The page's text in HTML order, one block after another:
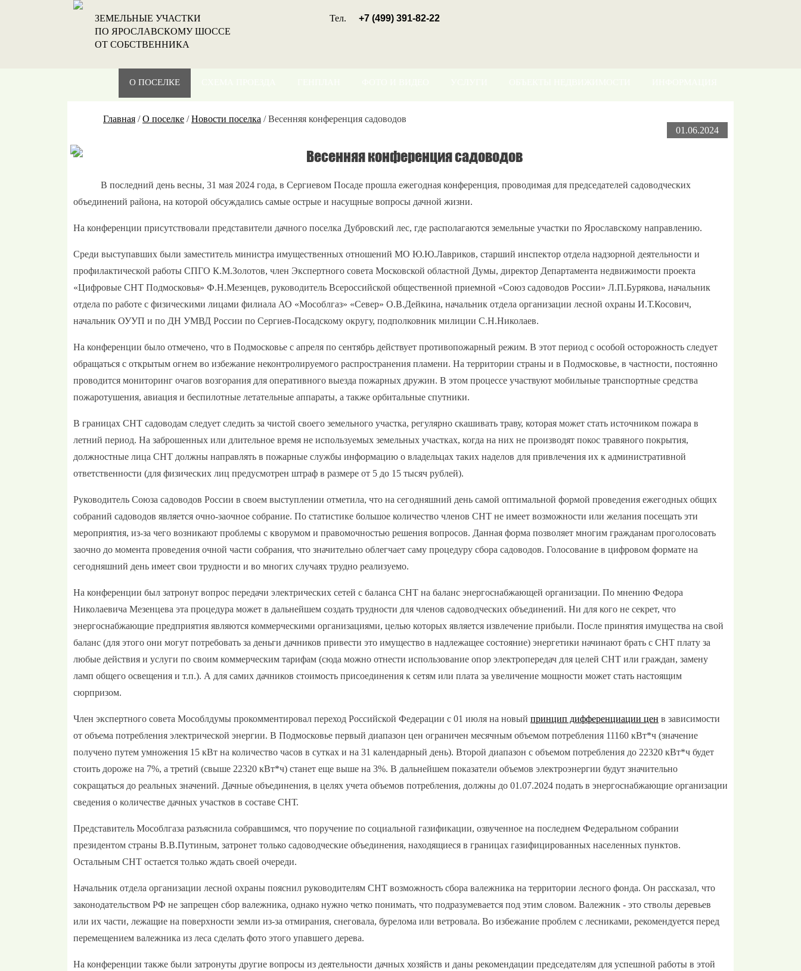
ЗЕМЕЛЬНЫЕ УЧАСТКИ
ПО ЯРОСЛАВСКОМУ ШОССЕ
ОТ СОБСТВЕННИКА
Тел. +7 (499) 391-82-22
О ПОСЕЛКЕ
Главная /О поселке /Новости поселка /Весенняя конференция садоводов
01.06.2024
Весенняя конференция садоводов
В последний день весны, 31 мая 2024 года, в Сергиевом Посаде прошла ежегодная конференция, проводимая для председателей садоводческих
объединений района, на которой обсуждались самые острые и насущные вопросы дачной жизни.
На конференции присутствовали представители дачного поселка Дубровский лес, где располагаются земельные участки по Ярославскому направлению.
Среди выступавших были заместитель министра имущественных отношений МО Ю.Ю.Лавриков, старший инспектор отдела надзорной деятельности и
профилактической работы СПГО К.М.Золотов, член Экспертного совета Московской областной Думы, директор Департамента недвижимости проекта
«Цифровые СНТ Подмосковья» Ф.Н.Мезенцев, руководитель Всероссийской общественной приемной «Союз садоводов России» Л.П.Бурякова, начальник
отдела по работе с физическими лицами филиала АО «Мособлгаз» «Север» О.В.Дейкина, начальник отдела организации лесной охраны И.Т.Косович,
начальник ОУУП и по ДН УМВД России по Сергиев-Посадскому округу, подполковник милиции С.Н.Николаев.
На конференции было отмечено, что в Подмосковье с апреля по сентябрь действует противопожарный режим. В этот период с особой осторожность следует
обращаться с открытым огнем во избежание неконтролируемого распространения пламени. На территории страны и в Подмосковье, в частности, постоянно
проводится мониторинг очагов возгорания для оперативного выезда пожарных дружин. В этом процессе участвуют мобильные транспортные средства
пожаротушения, авиация и беспилотные летательные аппараты, а также орбитальные спутники.
В границах СНТ садоводам следует следить за чистой своего земельного участка, регулярно скашивать траву, которая может стать источником пожара в
летний период. На заброшенных или длительное время не используемых земельных участках, когда на них не производят покос травяного покрытия,
должностные лица СНТ должны направлять в пожарные службы информацию о владельцах таких наделов для привлечения их к административной
ответственности (для физических лиц предусмотрен штраф в размере от 5 до 15 тысяч рублей).
Руководитель Союза садоводов России в своем выступлении отметила, что на сегодняшний день самой оптимальной формой проведения ежегодных общих
собраний садоводов является очно-заочное собрание. По статистике большое количество членов СНТ не имеет возможности или желания посещать эти
мероприятия, из-за чего возникают проблемы с кворумом и правомочностью решения вопросов. Данная форма позволяет многим гражданам проголосовать
заочно до момента проведения очной части собрания, что значительно облегчает саму процедуру сбора садоводов. Голосование в цифровом формате на
сегодняшний день имеет свои трудности и во многих случаях трудно реализуемо.
На конференции был затронут вопрос передачи электрических сетей с баланса СНТ на баланс энергоснабжающей организации. По мнению Федора
Николаевича Мезенцева эта процедура может в дальнейшем создать трудности для членов садоводческих объединений. Ни для кого не секрет, что
энергоснабжающие предприятия являются коммерческими организациями, целью которых является извлечение прибыли. После принятия имущества на свой
баланс (для этого они могут потребовать за деньги дачников привести это имущество в надлежащее состояние) энергетики начинают брать с СНТ плату за
любые действия и услуги по своим коммерческим тарифам (сюда можно отнести использование опор электропередач для целей СНТ или граждан, замену
ламп общего освещения и т.п.). А для самих дачников стоимость присоединения к сетям или плата за увеличение мощности может стать настоящим
сюрпризом.
Член экспертного совета Мособлдумы прокомментировал переход Российской Федерации с 01 июля на новый принцип дифференциации цен в зависимости
от объема потребления электрической энергии. В Подмосковье первый диапазон цен ограничен месячным объемом потребления 11160 кВт*ч (значение
получено путем умножения 15 кВт на количество часов в сутках и на 31 календарный день). Второй диапазон с объемом потребления до 22320 кВт*ч будет
стоить дороже на 7%, а третий (свыше 22320 кВт*ч) станет еще выше на 3%. В дальнейшем показатели объемов электроэнергии будут значительно
сокращаться до реальных значений. Дачные объединения, в целях учета объемов потребления, должны до 01.07.2024 подать в энергоснабжающие организации
сведения о количестве дачных участков в составе СНТ.
Представитель Мособлгаза разъяснила собравшимся, что поручение по социальной газификации, озвученное на последнем Федеральном собрании
президентом страны В.В.Путиным, затронет только садоводческие объединения, находящиеся в границах газифицированных населенных пунктов.
Остальным СНТ остается только ждать своей очереди.
Начальник отдела организации лесной охраны пояснил руководителям СНТ возможность сбора валежника на территории лесного фонда. Он рассказал, что
законодательством РФ не запрещен сбор валежника, однако нужно четко понимать, что подразумевается под этим словом. Валежник - это стволы деревьев
или их части, лежащие на поверхности земли из-за отмирания, снеговала, бурелома или ветровала. Во избежание проблем с лесниками, рекомендуется перед
перемещением валежника из леса сделать фото этого упавшего дерева.
На конференции также были затронуты другие вопросы из деятельности дачных хозяйств и даны рекомендации председателям для успешной работы в этой